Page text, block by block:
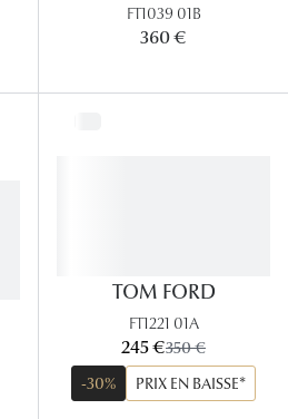
Quiz
FT1039 01B
360 €
TOM FORD
FT1221 01A
maintenant:
245 €ancien prix:
350 €
-30%
PRIX EN BAISSE*